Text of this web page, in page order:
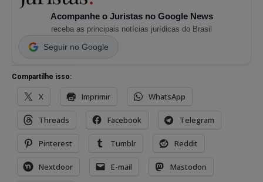
Acompanhe o Juristas no Google News
receba as principais notícias jurídicas do Brasil
Seguir no Google
Compartilhe isso:
X Imprimir WhatsApp
Threads Facebook Telegram
Pinterest Tumblr Reddit
Nextdoor E-mail Mastodon